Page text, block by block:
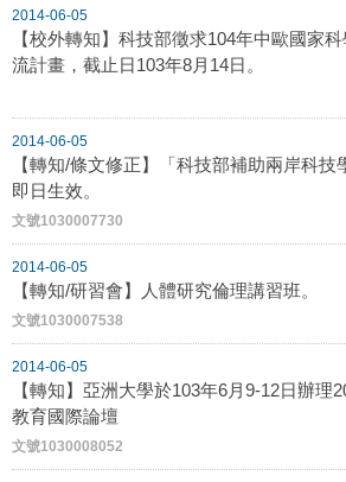
2014-06-05
【校外轉知】科技部徵求104年中歐國家
流計畫，截止日103年8月14日。
2014-06-05
【轉知/條文修正】「科技部補助兩岸科技
即日生效。
文號1030007730
2014-06-05
【轉知/研習會】人體研究倫理講習班。
文號1030007538
2014-06-05
【轉知】亞洲大學於103年6月9-12日辦理
教育國際論壇
文號1030008052